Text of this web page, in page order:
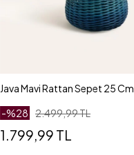
Java Mavi Rattan Sepet 25 Cm
-%28 2.499,99 TL
1.799,99 TL